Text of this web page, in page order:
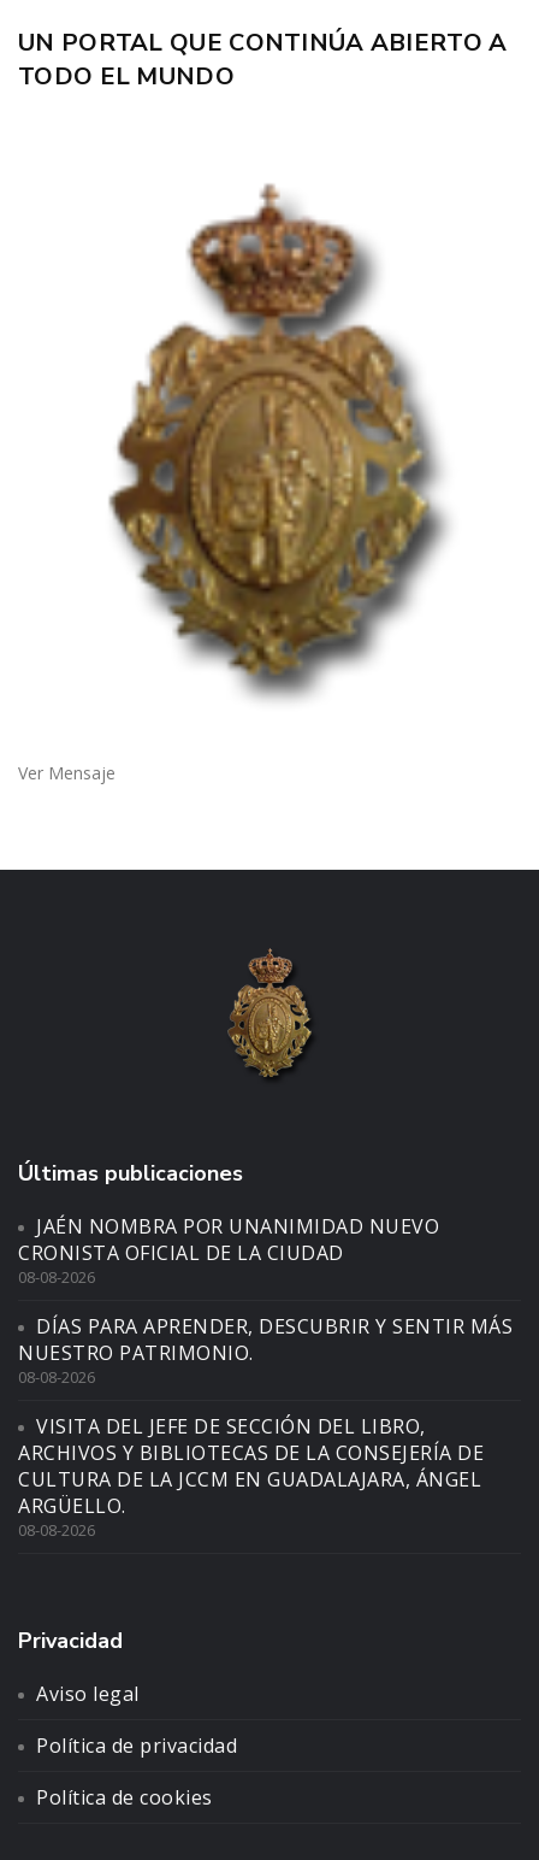
UN PORTAL QUE CONTINÚA ABIERTO A
TODO EL MUNDO
Ver Mensaje
Últimas publicaciones
JAÉN NOMBRA POR UNANIMIDAD NUEVO
CRONISTA OFICIAL DE LA CIUDAD
08-08-2026
DÍAS PARA APRENDER, DESCUBRIR Y SENTIR MÁS
NUESTRO PATRIMONIO.
08-08-2026
VISITA DEL JEFE DE SECCIÓN DEL LIBRO,
ARCHIVOS Y BIBLIOTECAS DE LA CONSEJERÍA DE
CULTURA DE LA JCCM EN GUADALAJARA, ÁNGEL
ARGÜELLO.
08-08-2026
Privacidad
Aviso legal
Política de privacidad
Política de cookies